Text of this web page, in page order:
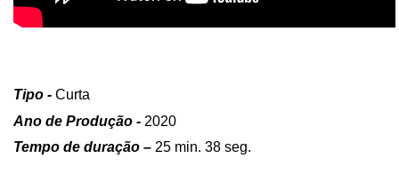
Tipo - Curta
Ano de Produção - 2020
Tempo de duração – 25 min. 38 seg.